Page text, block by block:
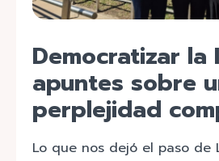
Democratizar la
apuntes sobre
perplejidad
Lo que nos dejó el paso de